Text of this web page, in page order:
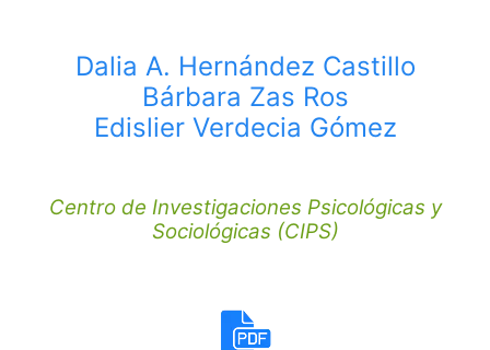
Dalia A. Hernández Castillo
Bárbara Zas Ros
Edislier Verdecia Gómez
Centro de Investigaciones Psicológicas y
Sociológicas (CIPS)